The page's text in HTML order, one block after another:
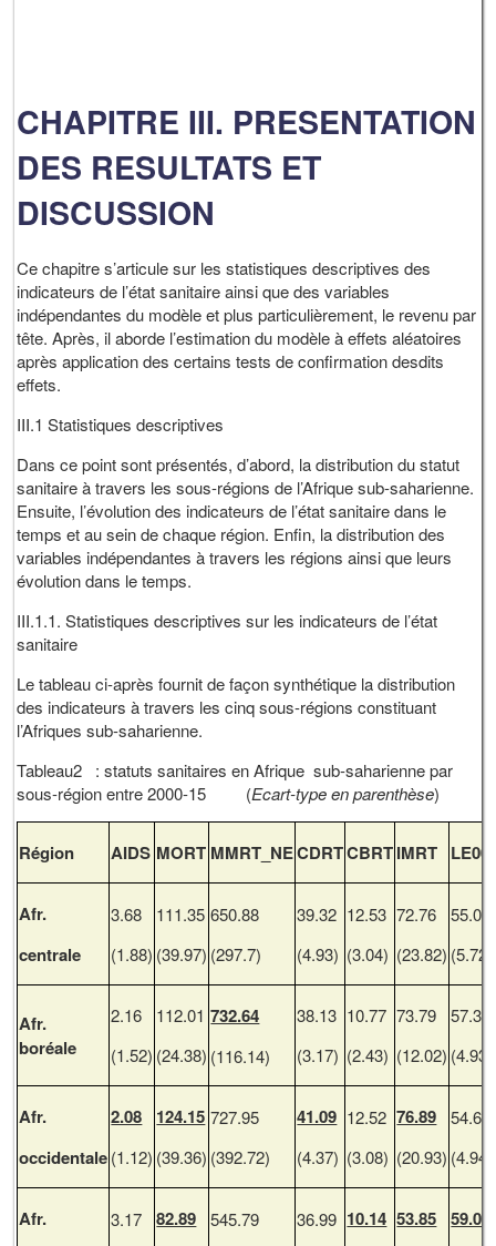
CHAPITRE III. PRESENTATION
DES RESULTATS ET
DISCUSSION
Ce chapitre s’articule sur les statistiques descriptives des
indicateurs de l’état sanitaire ainsi que des variables
indépendantes du modèle et plus particulièrement, le revenu par
tête. Après, il aborde l’estimation du modèle à effets aléatoires
après application des certains tests de confirmation desdits
effets.
III.1 Statistiques descriptives
Dans ce point sont présentés, d’abord, la distribution du statut
sanitaire à travers les sous-régions de l’Afrique sub-saharienne.
Ensuite, l’évolution des indicateurs de l’état sanitaire dans le
temps et au sein de chaque région. Enfin, la distribution des
variables indépendantes à travers les régions ainsi que leurs
évolution dans le temps.
III.1.1. Statistiques descriptives sur les indicateurs de l’état
sanitaire
Le tableau ci-après fournit de façon synthétique la distribution
des indicateurs à travers les cinq sous-régions constituant
l’Afriques sub-saharienne.
Tableau2 : statuts sanitaires en Afrique sub-saharienne par
sous-région entre 2000-15 (Ecart-type en parenthèse)
Région AIDS MORT MMRT_NECDRTCBRTIMRT LE00
Afr.
centrale
3.68
(1.88)
111.35
(39.97)
650.88
(297.7)
39.32
(4.93)
12.53
(3.04)
72.76
(23.82)
55.05
(5.72)
Afr.
boréale
2.16
(1.52)
112.01
(24.38)
732.64
(116.14)
38.13
(3.17)
10.77
(2.43)
73.79
(12.02)
57.38
(4.93)
Afr.
occidentale
2.08
(1.12)
124.15
(39.36)
727.95
(392.72)
41.09
(4.37)
12.52
(3.08)
76.89
(20.93)
54.68
(4.94)
Afr.
3.17
82.89
545.79
36.99 10.14 53.85 59.06